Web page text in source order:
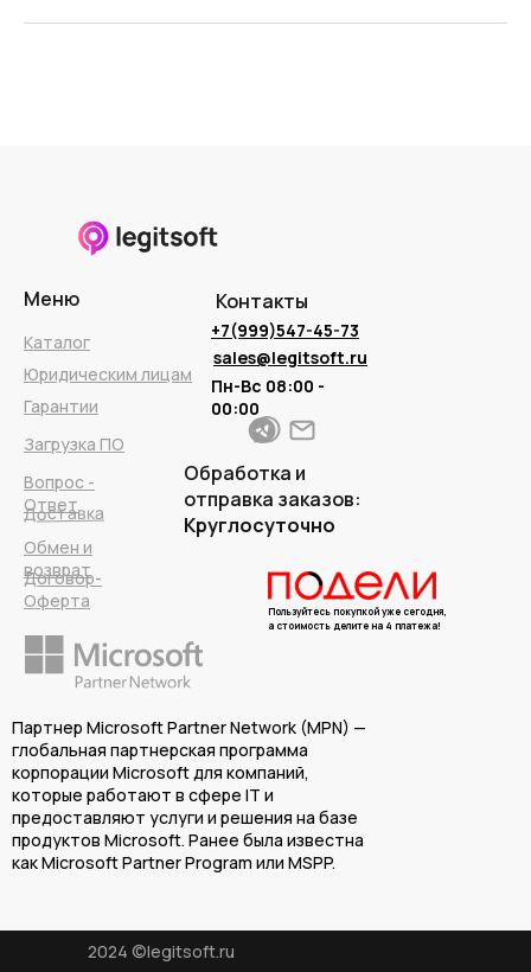
Контакты
sales@legitsoft.ru
Пн-Вс 08:00 -
00:00
Обработка и
отправка заказов:
Круглосуточно
2024 ©legitsoft.ru
Партнер Microsoft Partner Network (MPN) —
глобальная партнерская программа
корпорации Microsoft для компаний,
которые работают в сфере IT и
предоставляют услуги и решения на базе
продуктов Microsoft. Ранее была известна
как Microsoft Partner Program или MSPP.
Пользуйтесь покупкой уже сегодня,
а стоимость делите на 4 платежа!
+7(999)547-45-73
Меню
Каталог
Юридическим лицам
Гарантии
Загрузка ПО
Вопрос -
Ответ
Обмен и
возврат
Договор-
Оферта
Доставка